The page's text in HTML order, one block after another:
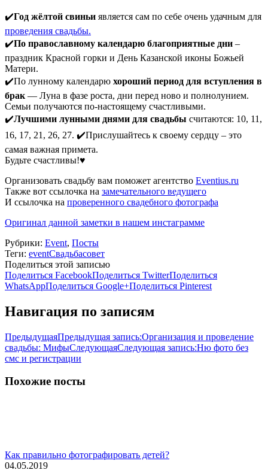
✔️Год жёлтой свиньи является сам по себе очень удачным для
проведения свадьбы.
✔️По православному календарю благоприятные дни –
праздник Красной горки и День Казанской иконы Божьей
Матери.
✔️По лунному календарю хороший период для вступления в
брак — Луна в фазе роста, дни перед ново и полнолунием.
Семьи получаются по-настоящему счастливыми.
✔️Лучшими лунными днями для свадьбы считаются: 10, 11,
16, 17, 21, 26, 27. ✔️Прислушайтесь к своему сердцу – это
самая важная примета.
Будьте счастливы!♥️
Организовать свадьбу вам поможет агентство Eventius.ru
Также вот ссылочка на замечательного ведущего
И ссылочка на проверенного свадебного фотографа
Оригинал данной заметки в нашем инстаграмме
Рубрики: Event, Посты
Теги: eventСвадьбасовет
Поделиться этой записью
Поделиться FacebookПоделиться TwitterПоделиться
WhatsAppПоделиться Google+Поделиться Pinterest
Навигация по записям
ПредыдущаяПредыдущая запись:Организация и проведение
свадьбы: МифыСледующаяСледующая запись:Ню фото без
смс и регистрации
Похожие посты
Как правильно фотографировать детей?
04.05.2019